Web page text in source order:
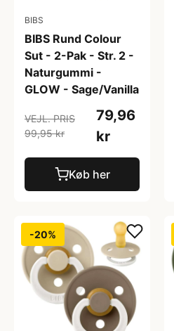
BIBS
BIBS Rund Colour
Sut - 2-Pak - Str. 2 -
Naturgummi -
GLOW - Sage/Vanilla
VEJL. PRIS
99,95 kr
79,96
kr
Køb her
-20%